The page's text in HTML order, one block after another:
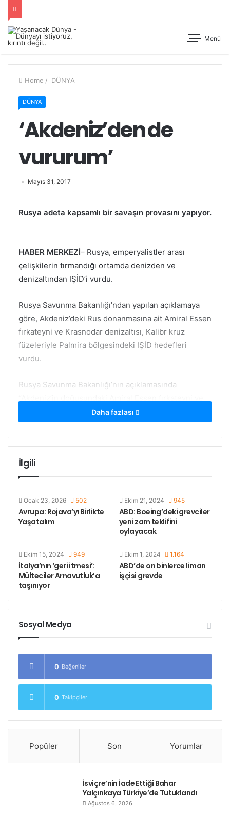
Menü
Home / DÜNYA
DÜNYA
‘Akdeniz’den de
vururum’
Mayıs 31, 2017
Rusya adeta kapsamlı bir savaşın provasını yapıyor.
HABER MERKEZİ– Rusya, emperyalistler arası
çelişkilerin tırmandığı ortamda denizden ve
denizaltından IŞİD’i vurdu.
Rusya Savunma Bakanlığı’ndan yapılan açıklamaya
göre, Akdeniz’deki Rus donanmasına ait Amiral Essen
fırkateyni ve Krasnodar denizaltısı, Kalibr kruz
füzeleriyle Palmira bölgesindeki IŞİD hedefleri
vurdu.
Rusya Savunma Bakanlığı’nın açıklamasında
Krasnodar denizaltısından Suriye’nin Palmira
bölgesindeki IŞİD hedeflerine 4 Kalibr kruz füzesi
fırlatıldı ve tüm hedefler vuruldu” ifadeleri kullanıldı.
Bununla yapılan IŞİD’i vurmaktan çok rakip
emperyalistlere mesaj vermektir!
Dün de ABD emperyalistleri balistik füze sistemini
test ettiğini duyurmuştu.
Daha fazlası
İlgili
Ocak 23, 2026 502
Avrupa: Rojava’yı Birlikte
Yaşatalım
Ekim 21, 2024 945
ABD: Boeing’deki grevciler
yeni zam teklifini
oylayacak
Ekim 15, 2024 949
İtalya’nın ‘geri itmesi’:
Mülteciler Arnavutluk’a
taşınıyor
Ekim 1, 2024 1.164
ABD’de on binlerce liman
işçisi grevde
Sosyal Medya
0 Beğeniler
0 Takipçiler
Popüler Son Yorumlar
İsviçre’nin İade Ettiği Bahar
Yalçınkaya Türkiye’de Tutuklandı
Ağustos 6, 2026